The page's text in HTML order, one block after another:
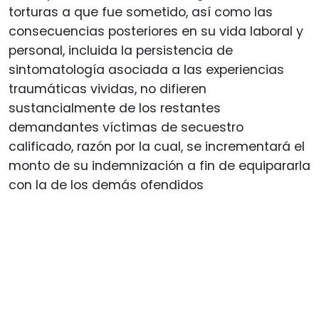
torturas a que fue sometido, así como las
consecuencias posteriores en su vida laboral y
personal, incluida la persistencia de
sintomatología asociada a las experiencias
traumáticas vividas, no difieren
sustancialmente de los restantes
demandantes víctimas de secuestro
calificado, razón por la cual, se incrementará el
monto de su indemnización a fin de equipararla
con la de los demás ofendidos